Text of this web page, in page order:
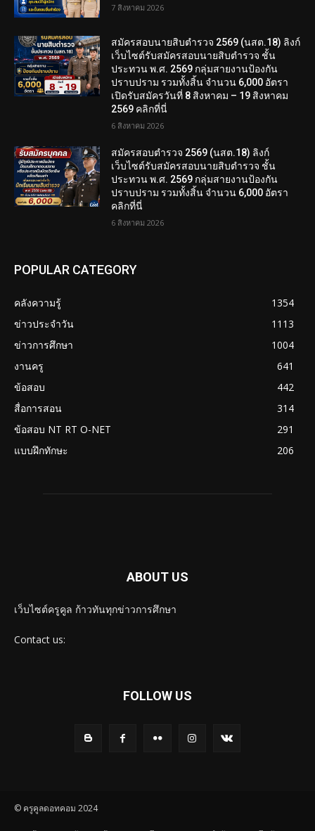
7 สิงหาคม 2026
สมัครสอบนายสิบตำรวจ 2569 (นสต.18) ลิงก์
เว็บไซต์รับสมัครสอบนายสิบตำรวจ ชั้น
ประทวน พ.ศ. 2569 กลุ่มสายงานป้องกัน
ปราบปราม รวมทั้งสิ้น จำนวน 6,000 อัตรา
เปิดรับสมัครวันที่ 8 สิงหาคม – 19 สิงหาคม
2569 คลิกที่นี่
6 สิงหาคม 2026
สมัครสอบตํารวจ 2569 (นสต.18) ลิงก์
เว็บไซต์รับสมัครสอบนายสิบตำรวจ ชั้น
ประทวน พ.ศ. 2569 กลุ่มสายงานป้องกัน
ปราบปราม รวมทั้งสิ้น จำนวน 6,000 อัตรา
คลิกที่นี่
6 สิงหาคม 2026
POPULAR CATEGORY
คลังความรู้
1354
ข่าวประจำวัน
1113
ข่าวการศึกษา
1004
งานครู
641
ข้อสอบ
442
สื่อการสอน
314
ข้อสอบ NT RT O-NET
291
แบบฝึกทักษะ
206
ABOUT US
เว็บไซต์ครูคูล ก้าวทันทุกข่าวการศึกษา
Contact us:
FOLLOW US
© ครูคูลดอทคอม 2024